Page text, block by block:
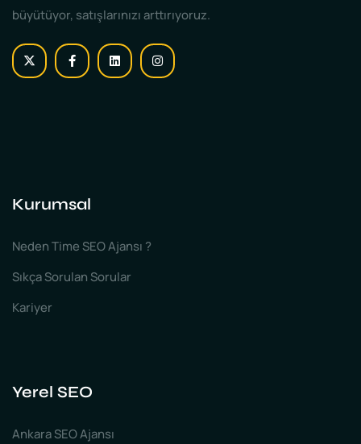
büyütüyor, satışlarınızı arttırıyoruz.
Kurumsal
Neden Time SEO Ajansı ?
Sıkça Sorulan Sorular
Kariyer
Yerel SEO
Ankara SEO Ajansı